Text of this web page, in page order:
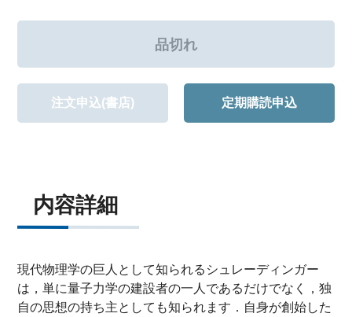
注文申込(書店) 定期購読申込
内容詳細
現代物理学の巨人として知られるシュレーディンガー
は，単に量子力学の建設者の一人であるだけでなく，独
自の思想の持ち主としても知られます．自身が創始した